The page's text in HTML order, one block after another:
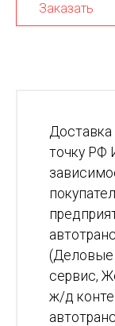
Заказать
точку РФ
(Деловые
сервис,
ж/д